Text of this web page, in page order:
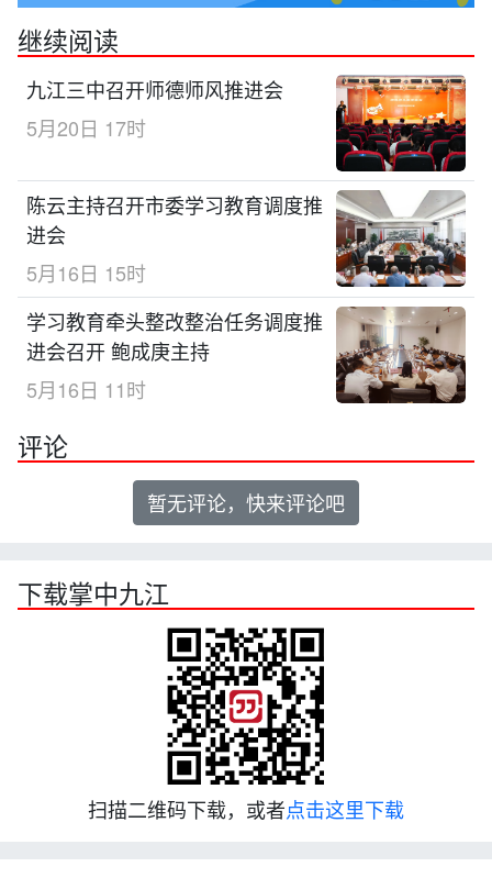
继续阅读
九江三中召开师德师风推进会
5月20日 17时
陈云主持召开市委学习教育调度推
进会
5月16日 15时
学习教育牵头整改整治任务调度推
进会召开 鲍成庚主持
5月16日 11时
评论
暂无评论，快来评论吧
下载掌中九江
扫描二维码下载，或者点击这里下载